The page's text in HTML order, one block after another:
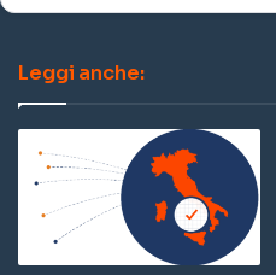
Leggi anche: